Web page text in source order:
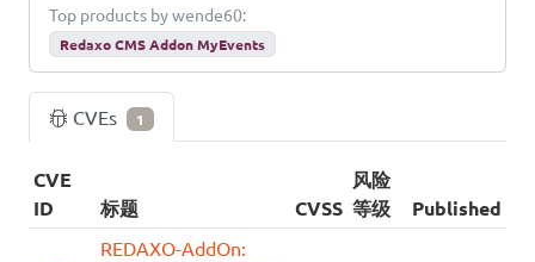
Top products by wende60:
Redaxo CMS Addon MyEvents
CVEs 1
CVE
ID
标题 CVSS
风险
等级
Published
REDAXO-AddOn: